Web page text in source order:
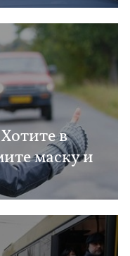
в
маску и